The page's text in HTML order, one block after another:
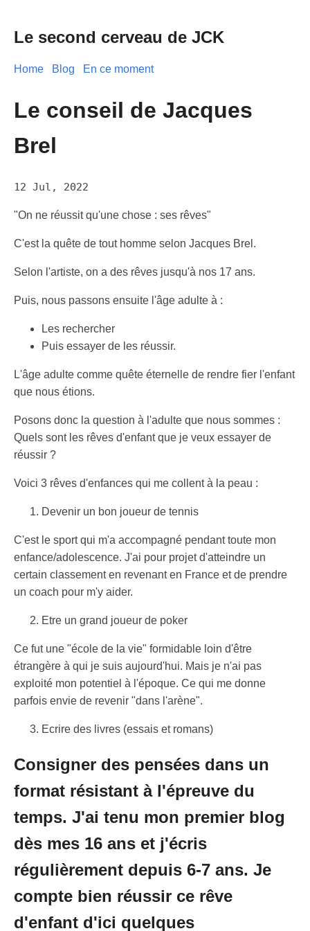
Le second cerveau de JCK
Home Blog En ce moment
Le conseil de Jacques
Brel
12 Jul, 2022
"On ne réussit qu'une chose : ses rêves"
C'est la quête de tout homme selon Jacques Brel.
Selon l'artiste, on a des rêves jusqu'à nos 17 ans.
Puis, nous passons ensuite l'âge adulte à :
Les rechercher
Puis essayer de les réussir.
L'âge adulte comme quête éternelle de rendre fier l'enfant
que nous étions.
Posons donc la question à l'adulte que nous sommes :
Quels sont les rêves d'enfant que je veux essayer de
réussir ?
Voici 3 rêves d'enfances qui me collent à la peau :
Devenir un bon joueur de tennis
C'est le sport qui m'a accompagné pendant toute mon
enfance/adolescence. J'ai pour projet d'atteindre un
certain classement en revenant en France et de prendre
un coach pour m'y aider.
Etre un grand joueur de poker
Ce fut une "école de la vie" formidable loin d'être
étrangère à qui je suis aujourd'hui. Mais je n'ai pas
exploité mon potentiel à l'époque. Ce qui me donne
parfois envie de revenir "dans l'arène".
Ecrire des livres (essais et romans)
Consigner des pensées dans un
format résistant à l'épreuve du
temps. J'ai tenu mon premier blog
dès mes 16 ans et j'écris
régulièrement depuis 6-7 ans. Je
compte bien réussir ce rêve
d'enfant d'ici quelques